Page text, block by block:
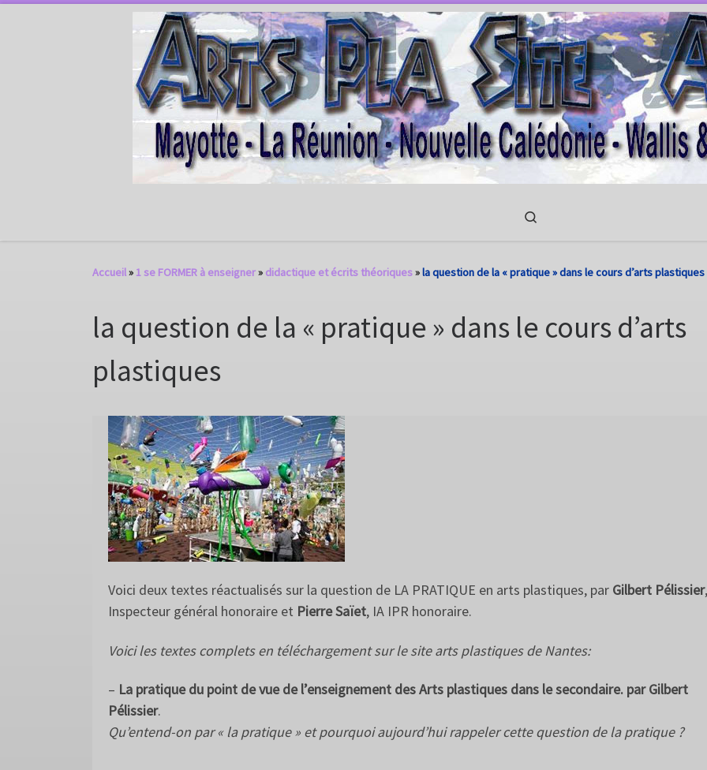
Accueil»1 se FORMER à enseigner» didactique et écrits théoriques»la question de la « pratique » dans le cours d’arts plastiques
la question de la « pratique » dans le cours d’arts
plastiques
Voici deux textes réactualisés sur la question de LA PRATIQUE en arts plastiques, par Gilbert Pélissier,
Inspecteur général honoraire et Pierre Saïet, IA IPR honoraire.
Voici les textes complets en téléchargement sur le site arts plastiques de Nantes:
– La pratique du point de vue de l’enseignement des Arts plastiques dans le secondaire. par Gilbert
Pélissier.
Qu’entend-on par « la pratique » et pourquoi aujourd’hui rappeler cette question de la pratique ?